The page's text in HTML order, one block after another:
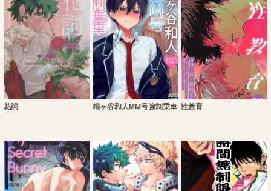
花詞 桐ヶ谷和人MM号強制乗車 性教育